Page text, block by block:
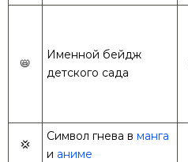
📛
Именной бейдж
детского сада
💢
Символ гнева в манга
и аниме